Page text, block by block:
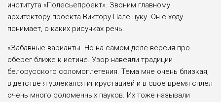
института «Полесьепроект». Звоним главному
архитектору проекта Виктору Палещуку. Он с ходу
понимает, о каких рисунках речь.
«Забавные варианты. Но на самом деле версия про
оберег ближе к истине. Узор навеяли традиции
белорусского соломоплетения. Тема мне очень близкая,
в детстве я увлекался инкрустацией и в свое время сплел
очень много соломенных пауков. Их тоже называли